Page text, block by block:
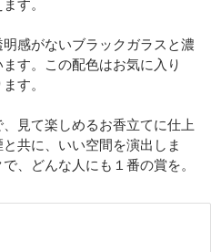
す。
感がないブラックガラスと濃
す。この配色はお気に入り
す。
見て楽しめるお香立てに仕上
共に、いい空間を演出しま
、どんな人にも１番の賞を。